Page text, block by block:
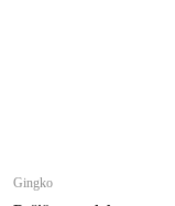
Gingko